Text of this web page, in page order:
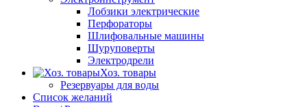
Лобзики электрические
Перфораторы
Шлифовальные машины
Шуруповерты
Электродрели
Хоз. товары
Резервуары для воды
Список желаний